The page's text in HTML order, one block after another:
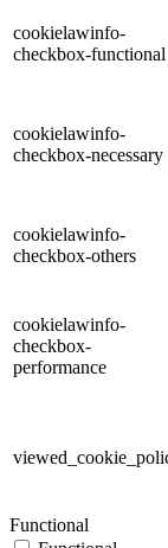
cookielawinfo-
checkbox-functional
cookielawinfo-
checkbox-necessary
cookielawinfo-
checkbox-others
cookielawinfo-
checkbox-
performance
Functional